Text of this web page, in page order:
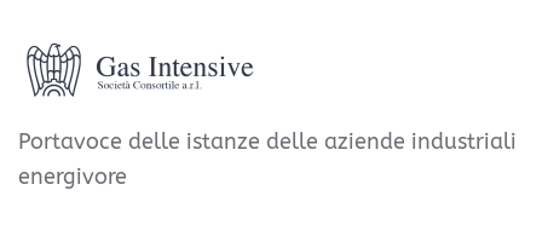
Portavoce delle istanze delle aziende industriali
energivore